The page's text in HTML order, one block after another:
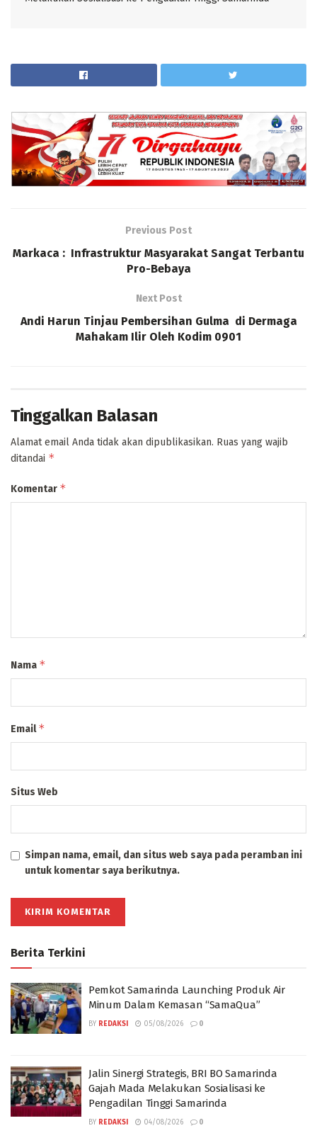
Previous Post
Markaca : Infrastruktur Masyarakat Sangat Terbantu
Pro-Bebaya
Next Post
Andi Harun Tinjau Pembersihan Gulma di Dermaga
Mahakam Ilir Oleh Kodim 0901
Tinggalkan Balasan
Alamat email Anda tidak akan dipublikasikan. Ruas yang wajib
ditandai *
Komentar *
Nama *
Email*
Situs Web
Simpan nama, email, dan situs web saya pada peramban ini
untuk komentar saya berikutnya.
Berita Terkini
Pemkot Samarinda Launching Produk Air
Minum Dalam Kemasan “SamaQua”
BY REDAKSI 05/08/2026 0
Jalin Sinergi Strategis, BRI BO Samarinda
Gajah Mada Melakukan Sosialisasi ke
Pengadilan Tinggi Samarinda
BY REDAKSI 04/08/2026 0